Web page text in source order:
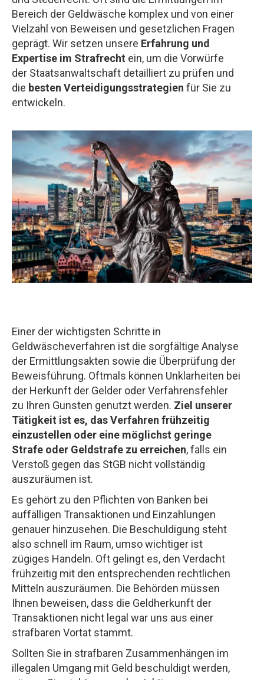
Bereich der Geldwäsche komplex und von einer
Vielzahl von Beweisen und gesetzlichen Fragen
geprägt. Wir setzen unsere Erfahrung und
Expertise im Strafrecht ein, um die Vorwürfe
der Staatsanwaltschaft detailliert zu prüfen und
die besten Verteidigungsstrategien für Sie zu
entwickeln.
Einer der wichtigsten Schritte in
Geldwäscheverfahren ist die sorgfältige Analyse
der Ermittlungsakten sowie die Überprüfung der
Beweisführung. Oftmals können Unklarheiten bei
der Herkunft der Gelder oder Verfahrensfehler
zu Ihren Gunsten genutzt werden. Ziel unserer
Tätigkeit ist es, das Verfahren frühzeitig
einzustellen oder eine möglichst geringe
Strafe oder Geldstrafe zu erreichen, falls ein
Verstoß gegen das StGB nicht vollständig
auszuräumen ist.
Es gehört zu den Pflichten von Banken bei
auffälligen Transaktionen und Einzahlungen
genauer hinzusehen. Die Beschuldigung steht
also schnell im Raum, umso wichtiger ist
zügiges Handeln. Oft gelingt es, den Verdacht
frühzeitig mit den entsprechenden rechtlichen
Mitteln auszuräumen. Die Behörden müssen
Ihnen beweisen, dass die Geldherkunft der
Transaktionen nicht legal war uns aus einer
strafbaren Vortat stammt.
Sollten Sie in strafbaren Zusammenhängen im
illegalen Umgang mit Geld beschuldigt werden,